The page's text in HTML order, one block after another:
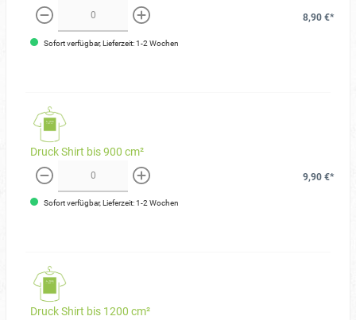
weniger mehr
8,90 €*
Sofort verfügbar, Lieferzeit: 1-2 Wochen
Druck Shirt bis 900 cm²
weniger mehr
9,90 €*
Sofort verfügbar, Lieferzeit: 1-2 Wochen
Druck Shirt bis 1200 cm²